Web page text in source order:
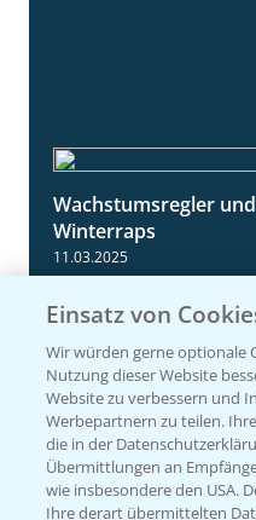
Wachstumsregler
Winterraps
11.03.2025
Einsatz von
Wir würden gerne optionale
Nutzung dieser Website
Website zu verbessern und
Werbepartnern zu teilen.
die in der
Übermittlungen an
wie insbesondere den USA.
Ihre derart übermittelten